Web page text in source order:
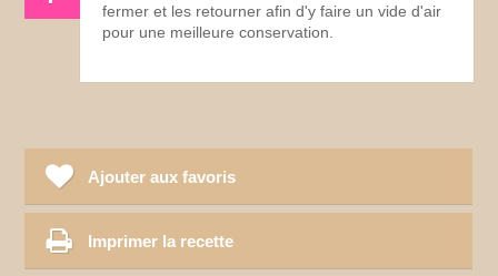
fermer et les retourner afin d'y faire un vide d'air
pour une meilleure conservation.
Ajouter aux favoris
Imprimer la recette